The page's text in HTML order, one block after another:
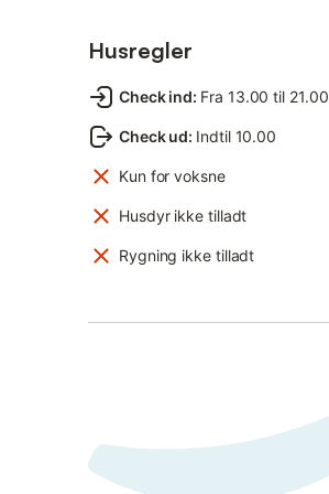
Husregler
Check ind: Fra 13.00 til 21.00
Check ud: Indtil 10.00
Kun for voksne
Husdyr ikke tilladt
Rygning ikke tilladt